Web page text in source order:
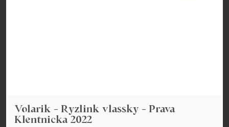
Volarik - Ryzlink vlassky - Prava
Klentnicka 2022